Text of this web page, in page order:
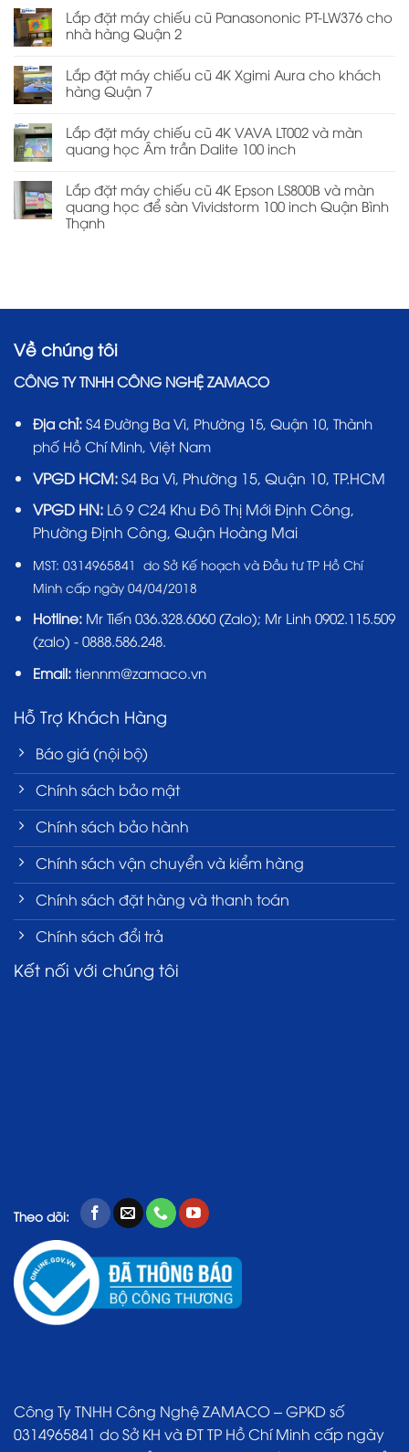
Lắp đặt máy chiếu cũ Panasononic PT-LW376 cho
nhà hàng Quận 2
Lắp đặt máy chiếu cũ 4K Xgimi Aura cho khách
hàng Quận 7
Lắp đặt máy chiếu cũ 4K VAVA LT002 và màn
quang học Âm trần Dalite 100 inch
Lắp đặt máy chiếu cũ 4K Epson LS800B và màn
quang học để sàn Vividstorm 100 inch Quận Bình
Thạnh
Về chúng tôi
CÔNG TY TNHH CÔNG NGHỆ ZAMACO
Địa chỉ: S4 Đường Ba Vì, Phường 15, Quận 10, Thành
phố Hồ Chí Minh, Việt Nam
VPGD HCM:S4 Ba Vì, Phường 15, Quận 10, TP.HCM
VPGD HN:Lô 9 C24 Khu Đô Thị Mới Định Công,
Phường Định Công, Quận Hoàng Mai
MST: 0314965841 do Sở Kế hoạch và Đầu tư TP Hồ Chí
Minh cấp ngày 04/04/2018
Hotline: Mr Tiến 036.328.6060(Zalo); Mr Linh 0902.115.509
(zalo) - 0888.586.248.
Email:tiennm@zamaco.vn
Hỗ Trợ Khách Hàng
Báo giá (nội bộ)
Chính sách bảo mật
Chính sách bảo hành
Chính sách vận chuyển và kiểm hàng
Chính sách đặt hàng và thanh toán
Chính sách đổi trả
Kết nối với chúng tôi
Theo dõi:
Công Ty TNHH Công Nghệ ZAMACO – GPKD số
0314965841 do Sở KH và ĐT TP Hồ Chí Minh cấp ngày